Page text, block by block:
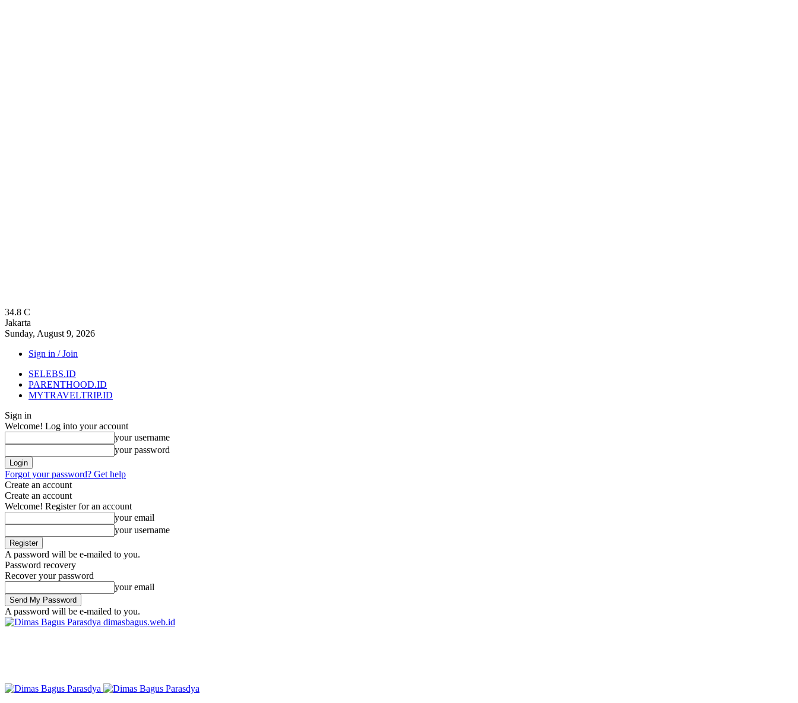
34.8 C
Jakarta
Sunday, August 9, 2026
Sign in / Join
SELEBS.ID
PARENTHOOD.ID
MYTRAVELTRIP.ID
Sign in
Welcome! Log into your account
your username
your password
Forgot your password? Get help
Create an account
Create an account
Welcome! Register for an account
your email
your username
A password will be e-mailed to you.
Password recovery
Recover your password
your email
A password will be e-mailed to you.
dimasbagus.web.id